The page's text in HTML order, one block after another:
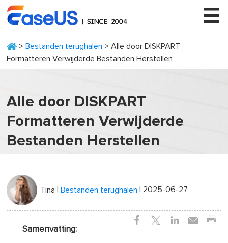
> Bestanden terughalen > Alle door DISKPART
Formatteren Verwijderde Bestanden Herstellen
Alle door DISKPART
Formatteren Verwijderde
Bestanden Herstellen
Tina |Bestanden terughalen | 2025-06-27
Samenvatting: